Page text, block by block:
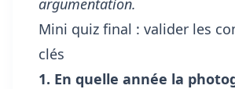
argumentation.
Mini quiz final : valider les
clés
1. En quelle année la